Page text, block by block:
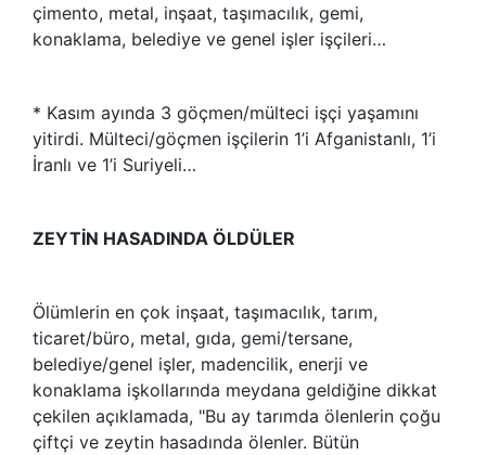
çimento, metal, inşaat, taşımacılık, gemi,
konaklama, belediye ve genel işler işçileri…
* Kasım ayında 3 göçmen/mülteci işçi yaşamını
yitirdi. Mülteci/göçmen işçilerin 1’i Afganistanlı, 1’i
İranlı ve 1’i Suriyeli…
ZEYTİN HASADINDA ÖLDÜLER
Ölümlerin en çok inşaat, taşımacılık, tarım,
ticaret/büro, metal, gıda, gemi/tersane,
belediye/genel işler, madencilik, enerji ve
konaklama işkollarında meydana geldiğine dikkat
çekilen açıklamada, "Bu ay tarımda ölenlerin çoğu
çiftçi ve zeytin hasadında ölenler. Bütün